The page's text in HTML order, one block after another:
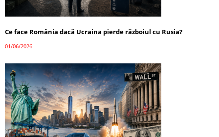
Ce face România dacă Ucraina pierde războiul cu Rusia?
01/06/2026